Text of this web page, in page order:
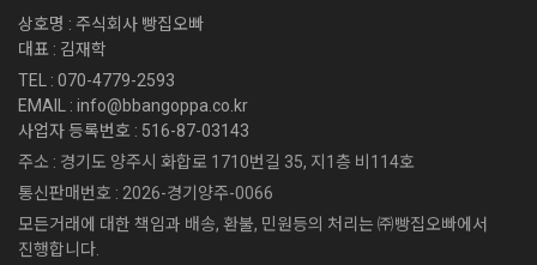
상호명 : 주식회사 빵집오빠
대표 : 김재학
TEL : 070-4779-2593
EMAIL : info@bbangoppa.co.kr
사업자 등록번호 : 516-87-03143
주소 : 경기도 양주시 화합로 1710번길 35, 지1층 비114호
통신판매번호 : 2026-경기양주-0066
모든거래에 대한 책임과 배송, 환불, 민원등의 처리는 ㈜빵집오빠에서
진행합니다.